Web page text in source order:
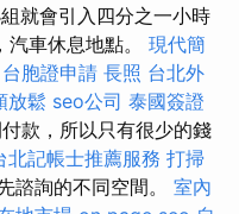
就會引入四分之一小時
車休息地點。 現代簡
台胞證申請 長照 台北外
放鬆 seo公司 泰國簽證
款，所以只有很少的錢
北記帳士推薦服務 打掃
諮詢的不同空間。 室內